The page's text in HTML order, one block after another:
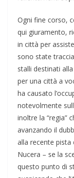
Ogni fine corso,
qui giuramento,
in città per
sono state
stalli destinati
per una città a
ha causato
notevolmente
inoltre la “regia”
avanzando il
alla recente pista
Nucera – se la
questo punto di